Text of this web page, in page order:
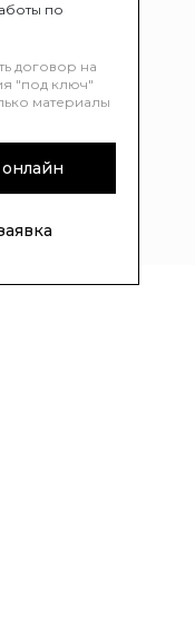
по
договор на
"под ключ"
материалы